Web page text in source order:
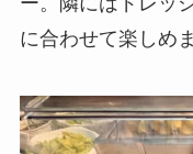
に合わせて楽しめま